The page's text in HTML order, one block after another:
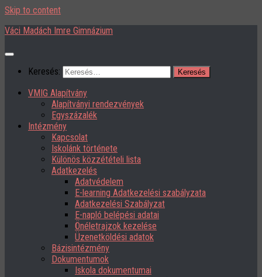
Skip to content
Váci Madách Imre Gimnázium
Keresés:
VMIG Alapítvány
Alapítványi rendezvények
Egyszázalék
Intézmény
Kapcsolat
Iskolánk története
Különös közzétételi lista
Adatkezelés
Adatvédelem
E-learning Adatkezelési szabályzata
Adatkezelési Szabályzat
E-napló belépési adatai
Önéletrajzok kezelése
Üzenetköldési adatok
Bázisintézmény
Dokumentumok
Iskola dokumentumai